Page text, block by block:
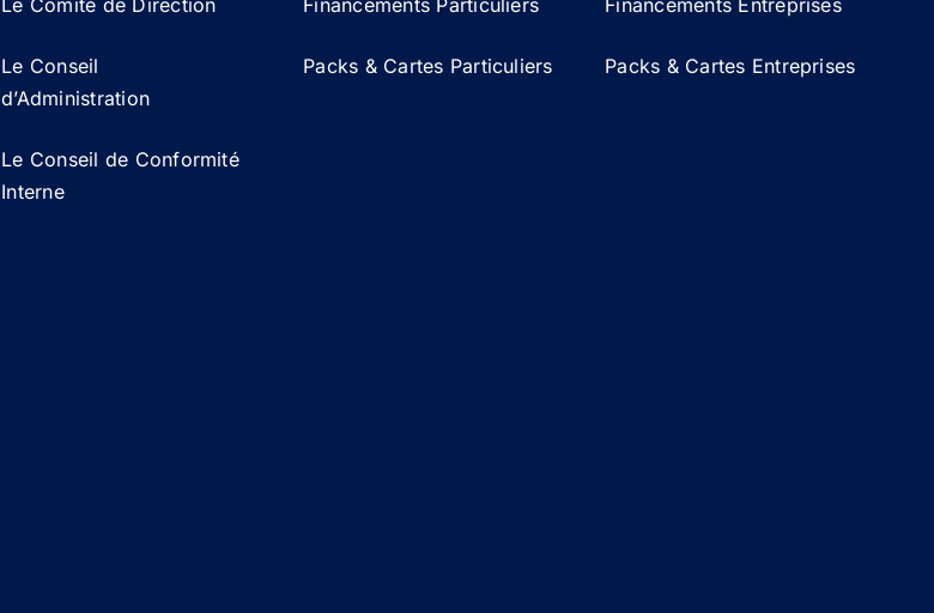
Le Conseil
d’Administration
Le Conseil de Conformité
Interne
Packs & Cartes Particuliers Packs & Cartes Entreprises